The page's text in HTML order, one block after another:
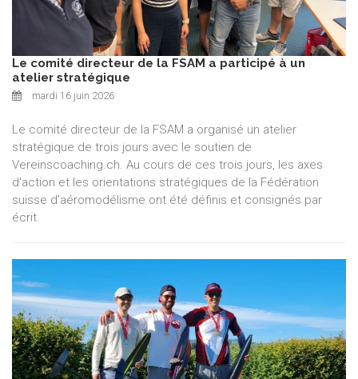
Le comité directeur de la FSAM a participé à un
atelier stratégique
mardi 16 juin 2026
Le comité directeur de la FSAM a organisé un atelier
stratégique de trois jours avec le soutien de
Vereinscoaching.ch. Au cours de ces trois jours, les axes
d'action et les orientations stratégiques de la Fédération
suisse d'aéromodélisme ont été définis et consignés par
écrit.